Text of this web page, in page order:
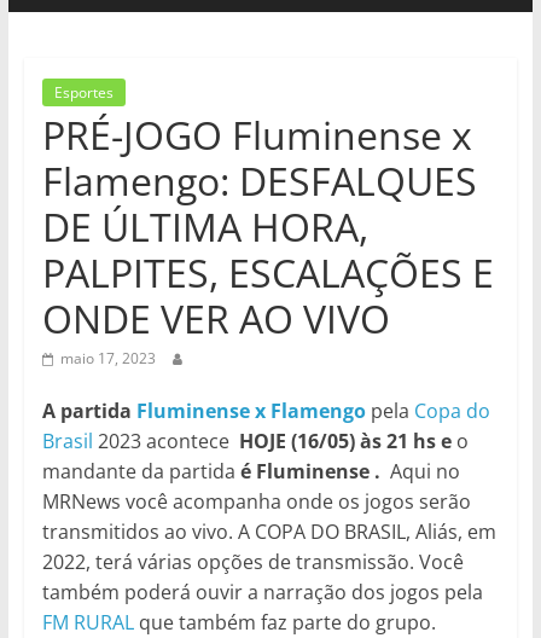
Esportes
PRÉ-JOGO Fluminense x
Flamengo: DESFALQUES
DE ÚLTIMA HORA,
PALPITES, ESCALAÇÕES E
ONDE VER AO VIVO
maio 17, 2023
A partida Fluminense x Flamengo pela Copa do
Brasil 2023 acontece HOJE (16/05) às 21 hs e o
mandante da partida é Fluminense . Aqui no
MRNews você acompanha onde os jogos serão
transmitidos ao vivo. A COPA DO BRASIL, Aliás, em
2022, terá várias opções de transmissão. Você
também poderá ouvir a narração dos jogos pela
FM RURALque também faz parte do grupo.